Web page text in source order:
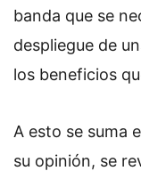
banda que se
despliegue de
los beneficios
A esto se suma
su opinión, se